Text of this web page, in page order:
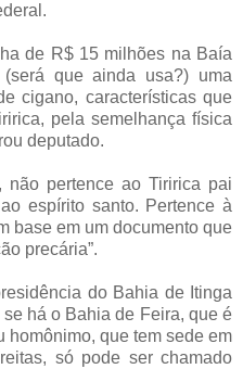
de R$ 15 milhões na Baía
que ainda usa?) uma
cigano, características que
pela semelhança física
deputado.
não pertence ao Tiririca pai
espírito santo. Pertence à
base em um documento que
precária”.
do Bahia de Itinga
há o Bahia de Feira, que é
homônimo, que tem sede em
só pode ser chamado